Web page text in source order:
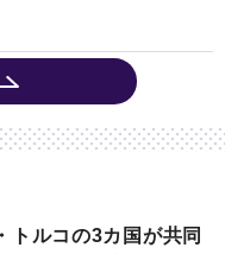
トルコの3カ国が共同